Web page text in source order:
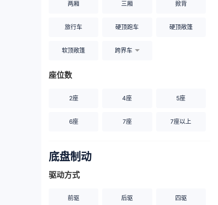
两厢 三厢 掀背
旅行车 硬顶跑车 硬顶敞篷
软顶敞篷 跨界车
座位数
2座 4座 5座
6座 7座 7座以上
底盘制动
驱动方式
前驱 后驱 四驱